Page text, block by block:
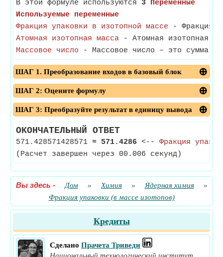
В этой формуле используются 3 Переменные
Используемые переменные
Фракция упаковки в изотопной массе - Фракция
Атомная изотопная масса - Атомная изотопная
Массовое число - Массовое число – это сумма
ШАГ 1. Преобразование входов в базовый блок
ШАГ 2: Оцените формулу
ШАГ 3: Преобразуйте результат в единицу вывода
ОКОНЧАТЕЛЬНЫЙ ОТВЕТ
571.428571428571 ≈ 571.4286 <-- Фракция
(Расчет завершен через 00.006 секунд)
Вы здесь - Дом » Химия » Ядерная химия
»
Фракция упаковки (в массе изотопов)
Кредиты
Сделано Прачета Триведи